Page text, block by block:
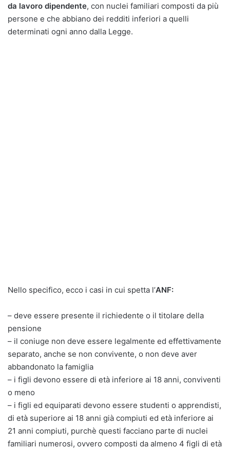
da lavoro dipendente, con nuclei familiari composti da più
persone e che abbiano dei redditi inferiori a quelli
determinati ogni anno dalla Legge.
Nello specifico, ecco i casi in cui spetta l’ANF:
– deve essere presente il richiedente o il titolare della
pensione
– il coniuge non deve essere legalmente ed effettivamente
separato, anche se non convivente, o non deve aver
abbandonato la famiglia
– i figli devono essere di età inferiore ai 18 anni, conviventi
o meno
– i figli ed equiparati devono essere studenti o apprendisti,
di età superiore ai 18 anni già compiuti ed età inferiore ai
21 anni compiuti, purchè questi facciano parte di nuclei
familiari numerosi, ovvero composti da almeno 4 figli di età